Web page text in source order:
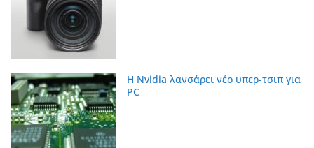
Η Nvidia λανσάρει νέο υπερ-τσιπ για
PC